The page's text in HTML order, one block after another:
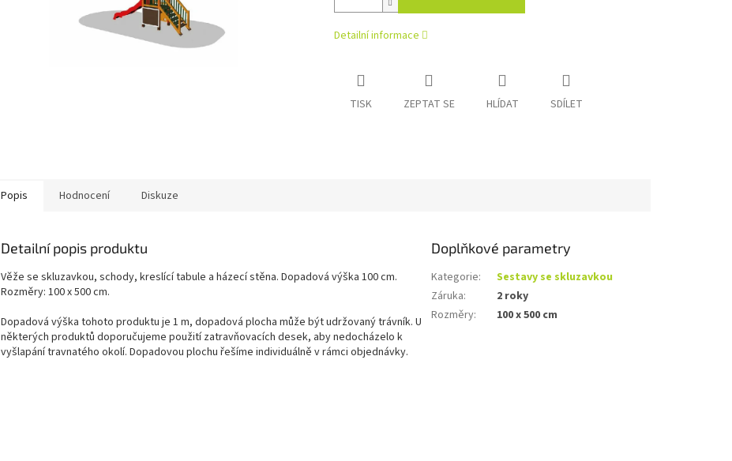
Detailní informace
TISK ZEPTAT SE HLÍDAT SDÍLET
Popis Hodnocení Diskuze
Detailní popis produktu
Věže se skluzavkou, schody, kreslící tabule a házecí stěna. Dopadová výška 100 cm.
Rozměry: 100 x 500 cm.
Dopadová výška tohoto produktu je 1 m, dopadová plocha může býtudržovaný trávník. U
některých produktů doporučujeme použití zatravňovacích desek, aby nedocházelo k
vyšlapání travnatého okolí. Dopadovou plochu řešíme individuálně v rámci objednávky.
Doplňkové parametry
Kategorie:
Sestavy se skluzavkou
Záruka:
2 roky
Rozměry: 100 x 500 cm